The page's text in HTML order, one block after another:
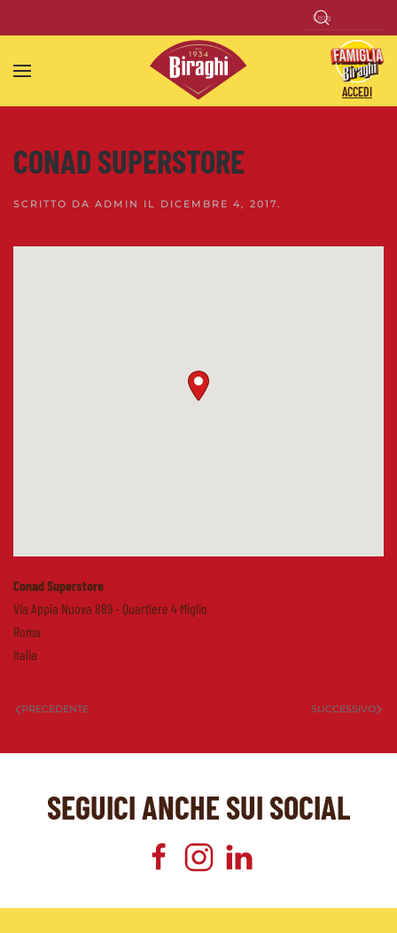
Skip to main content
ACCEDI
CONAD SUPERSTORE
SCRITTO DA ADMIN IL DICEMBRE 4, 2017.
Conad Superstore
Via Appia Nuova 889 - Quartiere 4 Miglio
Roma
Italia
PRECEDENTE SUCCESSIVO
SEGUICI ANCHE SUI SOCIAL